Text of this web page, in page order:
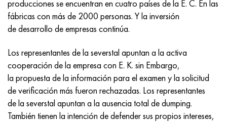
producciones se encuentran en cuatro países de la E. C. En las
fábricas con más de 2000 personas. Y la inversión
de desarrollo de empresas continúa.
Los representantes de la severstal apuntan a la activa
cooperación de la empresa con E. K. sin Embargo,
la propuesta de la información para el examen y la solicitud
de verificación más fueron rechazadas. Los representantes
de la severstal apuntan a la ausencia total de dumping.
También tienen la intención de defender sus propios intereses,
Incotherm
incotest
Jette M152
Cobalto 6B
maraging 250
47ND
47НХР
49KF
49K2F, 49K2FA-VI
Aleación 50N
HN62VMYUT
HN62MVKYU
HN63MB
XN65VM
KhN65VMTYu
VT-35
PT-1M
PT-3V
PT-7M
2B
1.4466 - AISI 310MoLn
Aleación Al6xn
15-7Ph® - 1.4532
PH 13-8 meses - 1.4534
1.4542 - 17-4Ph®
10X17H13M3T
10X18N18Yu4D
11X11N2V2MF
12Х18Н9Т
13X11N2V2MF
2,0872, CuNi10Fe1Mn, Cw352h
Bronce aluminio silicio
CW301G, C64200
bronce de silicio
C65500, CuAl11Fe3
latón rojo
C84400, CuSn2ZnPb
C83600, CuSn5ZnPb
45G2, 45g2, AISI 1144
Aleación de acero estructural
10g2, 10g2, AISI 1513
12X2H4A, 15NiCr13, 1.5752
AC14, 11SMnPb30
Р6М5, 1.3343, hs6-5-2, sw7m
Р6М5К5, 1.3243, hs6-5-2-5
R6M5F3, 1.3344, hs6-5-3
9М4К8,1.3207
R12F3, 1.3318, sw12